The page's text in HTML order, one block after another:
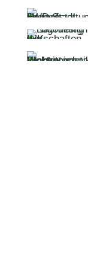
Engagement
Wir sind